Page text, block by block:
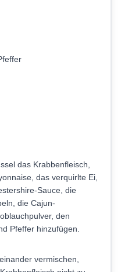
das Krabbenfleisch,
das verquirlte Ei,
Sauce, die
die Cajun-
den
Pfeffer hinzufügen.
vermischen,